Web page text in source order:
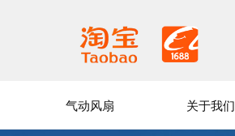
气动风扇 关于我们